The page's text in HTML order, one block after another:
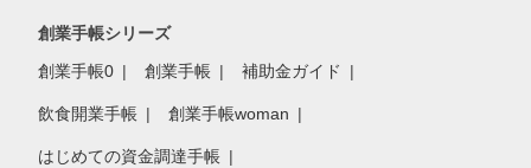
創業手帳シリーズ
創業手帳0 創業手帳 補助金ガイド
飲食開業手帳 創業手帳woman
はじめての資金調達手帳